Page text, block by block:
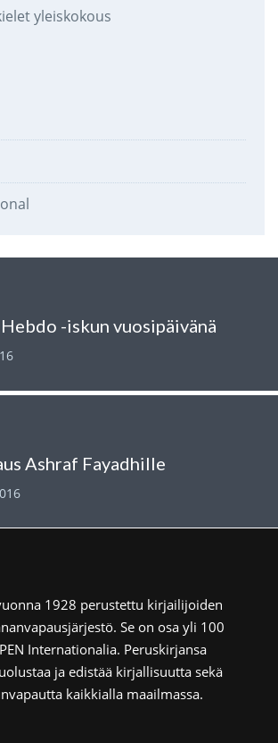
yleiskokous
-iskun vuosipäivänä
Ashraf Fayadhille
1928 perustettu kirjailijoiden
Se on osa yli 100
Internationalia. Peruskirjansa
ja edistää kirjallisuutta sekä
kaikkialla maailmassa.